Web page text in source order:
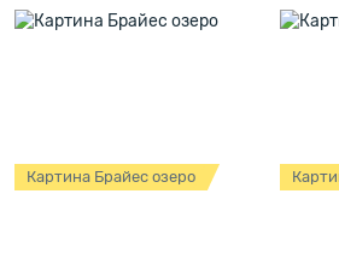
Картина Брайес озеро